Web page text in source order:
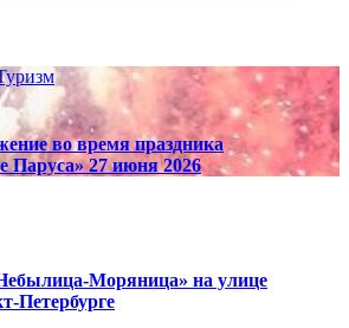
во время праздника
27 июня 2026
Моряница» на улице
Петербурге